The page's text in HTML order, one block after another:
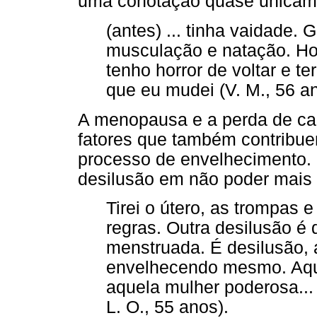
(antes) ... tinha vaidade.
musculação e natação.
tenho horror de voltar e
que eu mudei (V. M., 56
A menopausa e a perda de
fatores que também
processo de
desilusão em não poder
Tirei o útero, as trompas
regras. Outra desilusão é
menstruada. É desilusão,
envelhecendo mesmo.
aquela mulher
L. O., 55 anos).